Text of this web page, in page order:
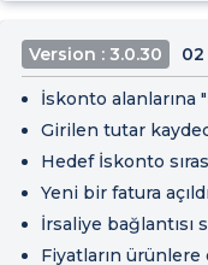
Version : 3.0.30 02
İskonto alanlarına
Girilen tutar
Hedef İskonto
Yeni bir fatura
İrsaliye bağlantısı
Fiyatların ürünlere